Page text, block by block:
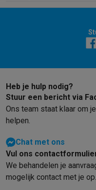
Heb je hulp nodig?
Stuur een bericht via
Ons team staat klaar om
helpen.
Chat met ons
Vul ons
We behandelen je
mogelijk contact met je op.